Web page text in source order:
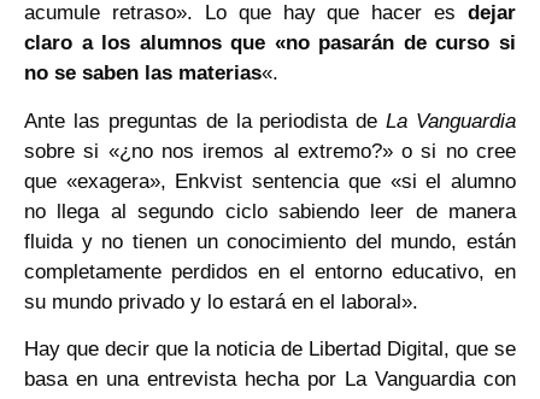
acumule retraso». Lo que hay que hacer es dejar
claro a los alumnos que «no pasarán de curso si
no se saben las materias«.
Ante las preguntas de la periodista deLa Vanguardia
sobre si «¿no nos iremos al extremo?» o si no cree
que «exagera», Enkvist sentencia que «si el alumno
no llega al segundo ciclo sabiendo leer de manera
fluida y no tienen un conocimiento del mundo, están
completamente perdidos en el entorno educativo, en
su mundo privado y lo estará en el laboral».
Hay que decir que la noticia de Libertad Digital, que se
basa en una entrevista hecha por La Vanguardia con